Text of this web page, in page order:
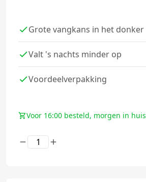
Grote vangkans in het donker
Valt 's nachts minder op
Voordeelverpakking
Voor 16:00 besteld, morgen in huis